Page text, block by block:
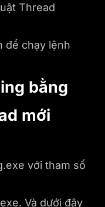
Thread
để chạy lệnh
bằng
mới
với tham số
Và dưới đây